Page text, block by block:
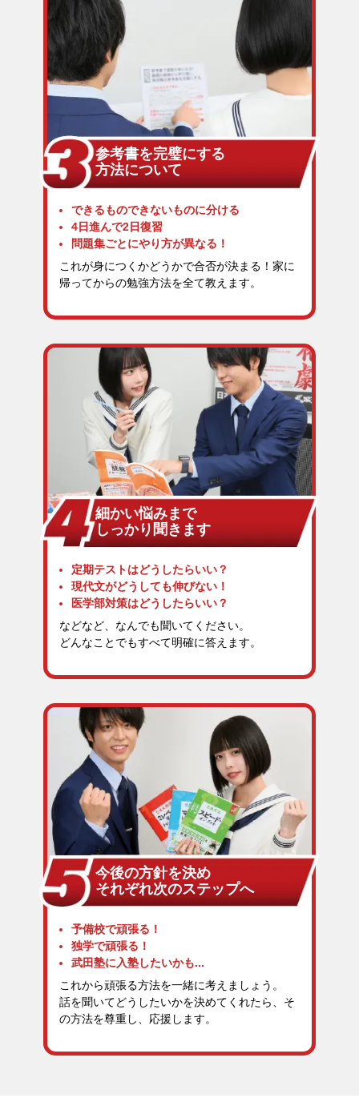
参考書を完璧にする
方法について
できるものできないものに分ける
4日進んで2日復習
問題集ごとにやり方が異なる！
これが身につくかどうかで合否が決まる！家に
帰ってからの勉強方法を全て教えます。
細かい悩みまで
しっかり聞きます
定期テストはどうしたらいい？
現代文がどうしても伸びない！
医学部対策はどうしたらいい？
などなど、なんでも聞いてください。
どんなことでもすべて明確に答えます。
今後の方針を決め
それぞれ次のステップへ
予備校で頑張る！
独学で頑張る！
武田塾に入塾したいかも...
これから頑張る方法を一緒に考えましょう。
話を聞いてどうしたいかを決めてくれたら、そ
の方法を尊重し、応援します。